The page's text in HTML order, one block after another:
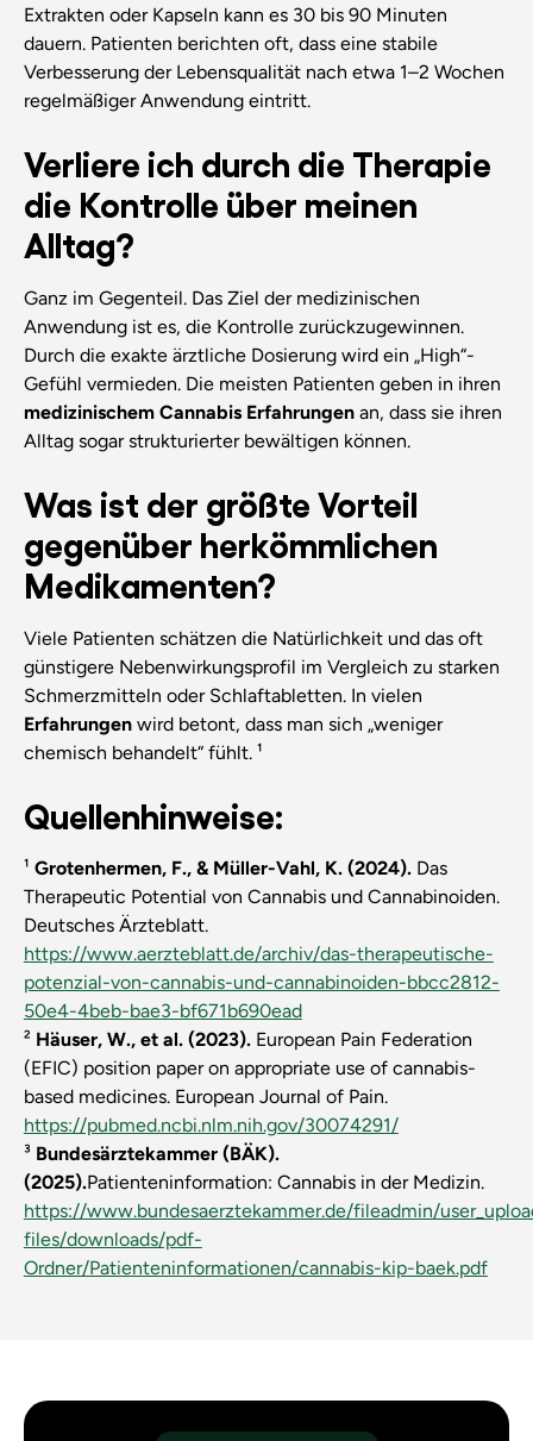
Extrakten oder Kapseln kann es 30 bis 90 Minuten
dauern. Patienten berichten oft, dass eine stabile
Verbesserung der Lebensqualität nach etwa 1–2 Wochen
regelmäßiger Anwendung eintritt.
Verliere ich durch die Therapie
die Kontrolle über meinen
Alltag?
Ganz im Gegenteil. Das Ziel der medizinischen
Anwendung ist es, die Kontrolle zurückzugewinnen.
Durch die exakte ärztliche Dosierung wird ein „High“-
Gefühl vermieden. Die meisten Patienten geben in ihren
medizinischem Cannabis Erfahrungenan, dass sie ihren
Alltag sogar strukturierter bewältigen können.
Was ist der größte Vorteil
gegenüber herkömmlichen
Medikamenten?
Viele Patienten schätzen die Natürlichkeit und das oft
günstigere Nebenwirkungsprofil im Vergleich zu starken
Schmerzmitteln oder Schlaftabletten. In vielen
Erfahrungenwird betont, dass man sich „weniger
chemisch behandelt“ fühlt. ¹
Quellenhinweise:
¹ Grotenhermen, F., & Müller-Vahl, K. (2024). Das
Therapeutic Potential von Cannabis und Cannabinoiden.
Deutsches Ärzteblatt.
https://www.aerzteblatt.de/archiv/das-therapeutische-
potenzial-von-cannabis-und-cannabinoiden-bbcc2812-
50e4-4beb-bae3-bf671b690ead
² Häuser, W., et al. (2023). European Pain Federation
(EFIC) position paper on appropriate use of cannabis-
based medicines.European Journal of Pain.
https://pubmed.ncbi.nlm.nih.gov/30074291/
³ Bundesärztekammer (BÄK).
(2025).Patienteninformation: Cannabis in der Medizin.
https://www.bundesaerztekammer.de/fileadmin/
files/downloads/pdf-
Ordner/Patienteninformationen/cannabis-kip-baek.pdf